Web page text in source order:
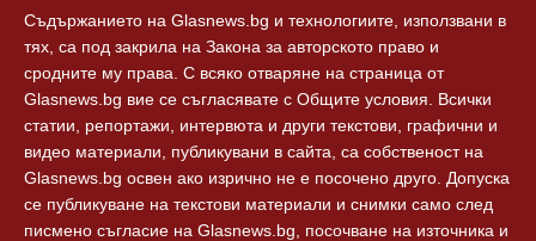
Съдържанието на Glasnews.bg и технологиите, използвани в
тях, са под закрила на Закона за авторското право и
сродните му права. С всяко отваряне на страница от
Glasnews.bg вие се съгласявате с Общите условия. Всички
статии, репортажи, интервюта и други текстови, графични и
видео материали, публикувани в сайта, са собственост на
Glasnews.bg освен ако изрично не е посочено друго. Допуска
се публикуване на текстови материали и снимки само след
писмено съгласие на Glasnews.bg, посочване на източника и